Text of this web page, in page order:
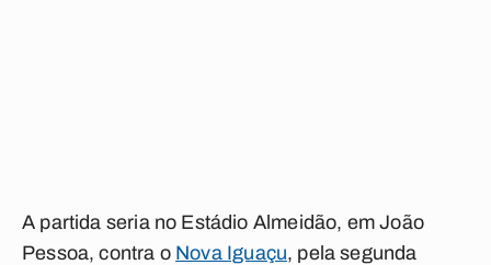
A partida seria no Estádio Almeidão, em João
Pessoa, contra o Nova Iguaçu, pela segunda